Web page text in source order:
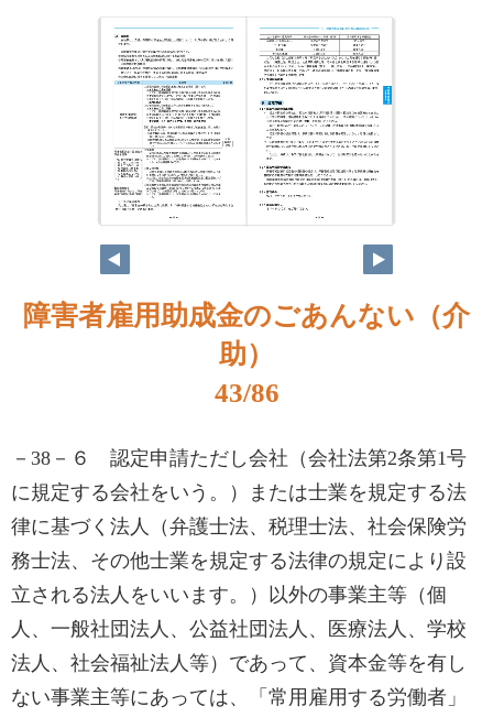
障害者雇用助成金のごあんない（介
助）
43/86
－38－６ 認定申請ただし会社（会社法第2条第1号
に規定する会社をいう。）または士業を規定する法
律に基づく法人（弁護士法、税理士法、社会保険労
務士法、その他士業を規定する法律の規定により設
立される法人をいいます。）以外の事業主等（個
人、一般社団法人、公益社団法人、医療法人、学校
法人、社会福祉法人等）であって、資本金等を有し
ない事業主等にあっては、「常用雇用する労働者」